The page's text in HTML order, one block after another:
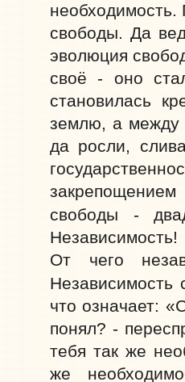
необходимость.
свободы. Да
эволюция
своё - оно
становилась
землю, а между
да росли,
закрепощением
свободы -
От чего
что означает:
понял? -
тебя так же
же